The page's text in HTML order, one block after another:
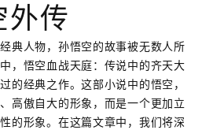
外传
典人物，孙悟空的故事被无数人所
，悟空血战天庭：传说中的齐天大
的经典之作。这部小说中的悟空，
高傲自大的形象，而是一个更加立
的形象。在这篇文章中，我们将深